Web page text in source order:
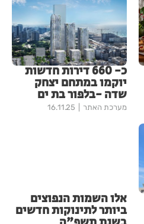
כ- 660 דירות חדשות
יוקמו במתחם יצחק
שדה -בלפור בת ים
מערכת האתר 16.11.25
אלו השמות הנפוצים
ביותר לתינוקות חדשים